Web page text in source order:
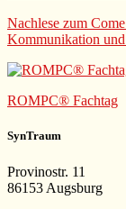
Nachlese zum
Kommunikation
ROMPC® Fachtag
SynTraum
Provinostr. 11
86153 Augsburg